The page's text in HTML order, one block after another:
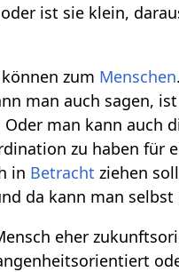
ist sie klein,
zum Menschen
man auch sagen,
man kann auch
zu haben für
in Betracht ziehen
da kann man selbst
eher